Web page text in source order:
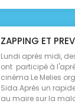
ZAPPING ET
Lundi après midi,
ont participé à
cinéma Le Melies
Sida.Après un
au maire sur la